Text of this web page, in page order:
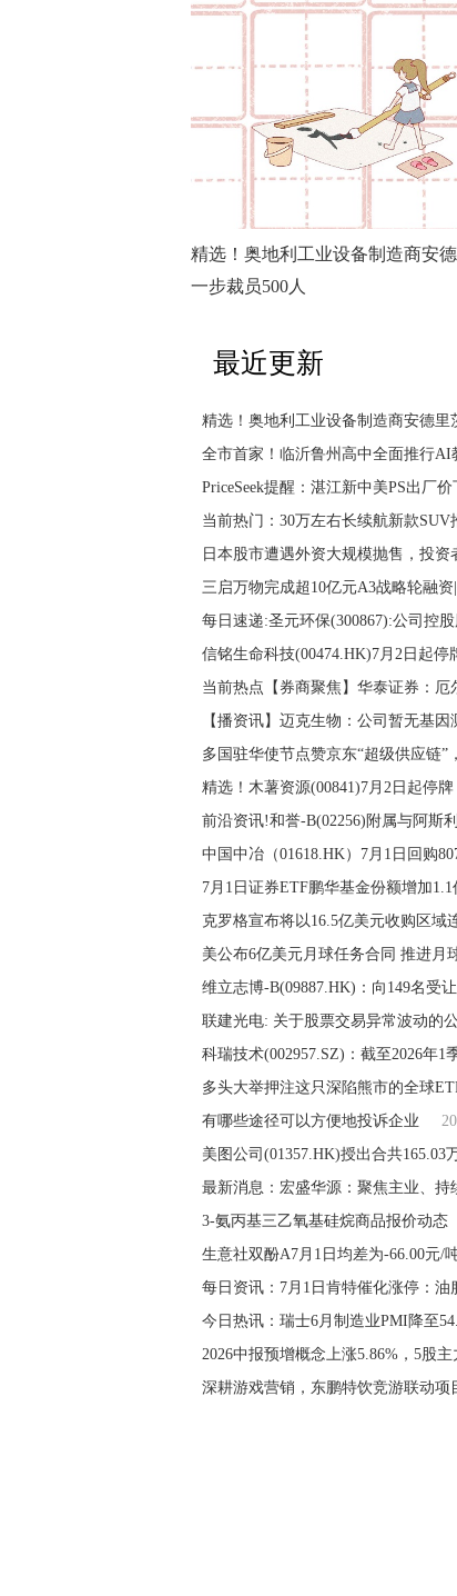
精选！奥地利工业设备制造商安
一步裁员500人
最近更新
精选！奥地利工业设备制造商安德里
全市首家！临沂鲁州高中全面推行
PriceSeek提醒：湛江新中美PS出厂
当前热门：30万左右长续航新款
日本股市遭遇外资大规模抛售，投
三启万物完成超10亿元A3战略轮融资
每日速递:圣元环保(300867):公司控
信铭生命科技(00474.HK)7月2日起停
当前热点【券商聚焦】华泰证券：
【播资讯】迈克生物：公司暂无基
多国驻华使节点赞京东“超级供应链
精选！木薯资源(00841)7月2日起停牌
中国中冶（01618.HK）7月1日回购
7月1日证券ETF鹏华基金份额增加
克罗格宣布将以16.5亿美元收购区域
美公布6亿美元月球任务合同 推进月
维立志博-B(09887.HK)：向149名受
联建光电: 关于股票交易异常波动的
多头大举押注这只深陷熊市的全球
有哪些途径可以方便地投诉企业
美图公司(01357.HK)授出合共165.03
最新消息：宏盛华源：聚焦主业、持
3-氨丙基三乙氧基硅烷商品报价动态
生意社双酚A7月1日均差为-66.00元/
每日资讯：7月1日肯特催化涨停：
今日热讯：瑞士6月制造业PMI降至
2026中报预增概念上涨5.86%，5股
深耕游戏营销，东鹏特饮竞游联动项